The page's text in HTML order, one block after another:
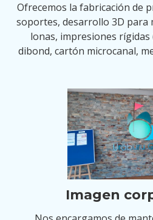
Ofrecemos la fabricación de
soportes, desarrollo 3D para
lonas, impresiones rígidas
dibond, cartón microcanal,
Imagen